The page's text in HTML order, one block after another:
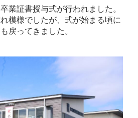
業証書授与式が行われました。
模様でしたが、式が始まる頃に
戻ってきました。